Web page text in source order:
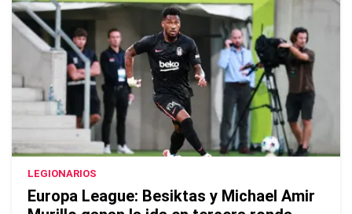
LEGIONARIOS
Europa League: Besiktas y Michael Amir